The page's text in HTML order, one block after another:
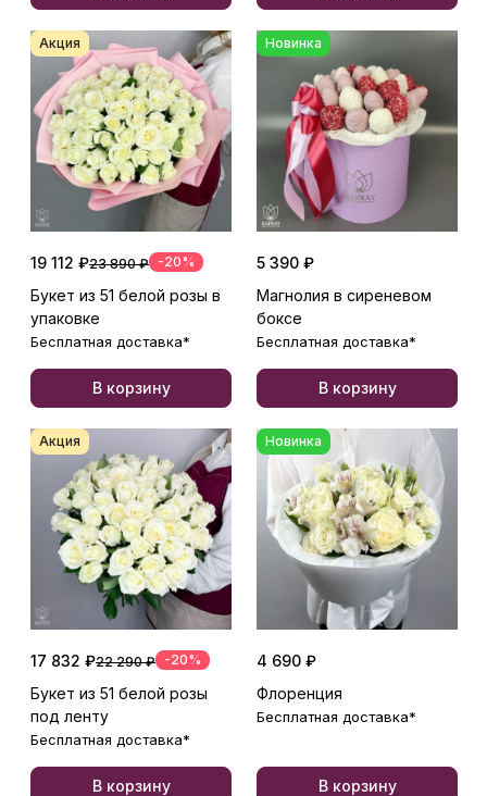
Акция
19 112 ₽23 890 ₽ -20%
Букет из 51 белой розы в
упаковке
Бесплатная доставка*
В корзину
Новинка
5 390 ₽
Магнолия в сиреневом
боксе
Бесплатная доставка*
В корзину
Акция
17 832 ₽22 290 ₽ -20%
Букет из 51 белой розы
под ленту
Бесплатная доставка*
В корзину
Новинка
4 690 ₽
Флоренция
Бесплатная доставка*
В корзину